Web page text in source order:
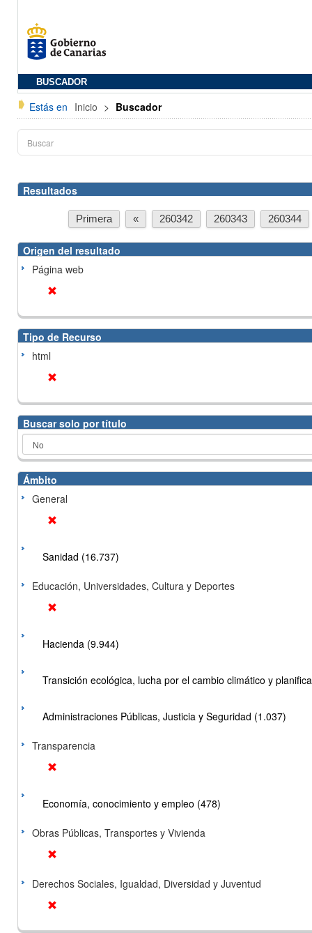
BUSCADOR
Estás en Inicio > Buscador
Resultados
Primera « 260342 260343 260344
Origen del resultado
Página web
Tipo de Recurso
html
Buscar solo por título
Ámbito
General
Sanidad (16.737)
Educación, Universidades, Cultura y Deportes
Hacienda (9.944)
Transición ecológica, lucha por el cambio climático y
Administraciones Públicas, Justicia y Seguridad (1.037)
Transparencia
Economía, conocimiento y empleo (478)
Obras Públicas, Transportes y Vivienda
Derechos Sociales, Igualdad, Diversidad y Juventud